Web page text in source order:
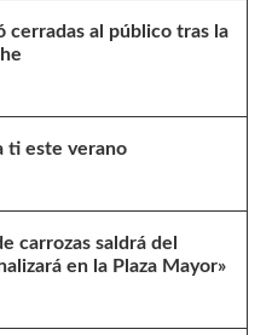
cerradas al público tras la
ti este verano
carrozas saldrá del
en la Plaza Mayor»